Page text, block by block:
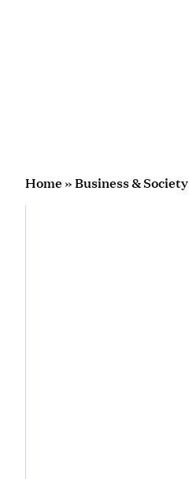
Home»Business & Society